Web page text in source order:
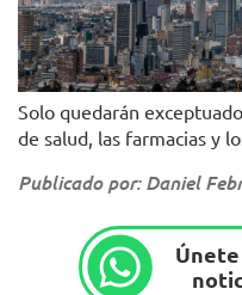
Solo quedarán
de salud, las farmacias y
Publicado por: Daniel